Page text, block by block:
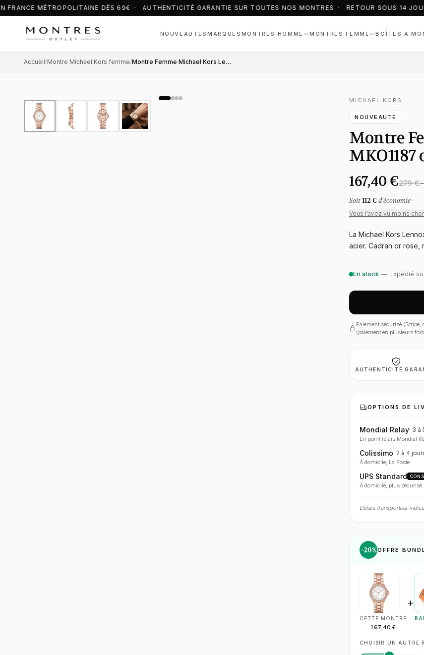
FRANCE MÉTROPOLITAINE DÈS 69€ · AUTHENTICITÉ GARANTIE SUR TOUTES NOS MONTRES · RETOUR SOUS 14
NOUVEAUTÉSMARQUES MONTRES HOMME MONTRES FEMME BOÎTES À
Accueil/Montre Michael Kors femme/ Montre Femme Michael Kors Lennox MKO1187 or rose bracelet maillons acier
MICHAEL KORS
NOUVEAUTÉ
Montre
167,40 €279 €−
Soit112 € d'économie
Vous l'avez vu moins
La Michael Kors
acier. Cadran or rose,
En stock — Expédié
Paiement sécurisé (Stripe,
(paiement en plusieurs
AUTHENTICITÉ
OPTIONS DE
Mondial Relay· 3 à
En point relais Mondial
Colissimo· 2 à 4
À domicile, La Poste
UPS Standard
À domicile, plus sécurisé
Délais transporteur
−20%OFFRE
CETTE MONTRE
167,40 €
+
CHOISIR UN AUTRE